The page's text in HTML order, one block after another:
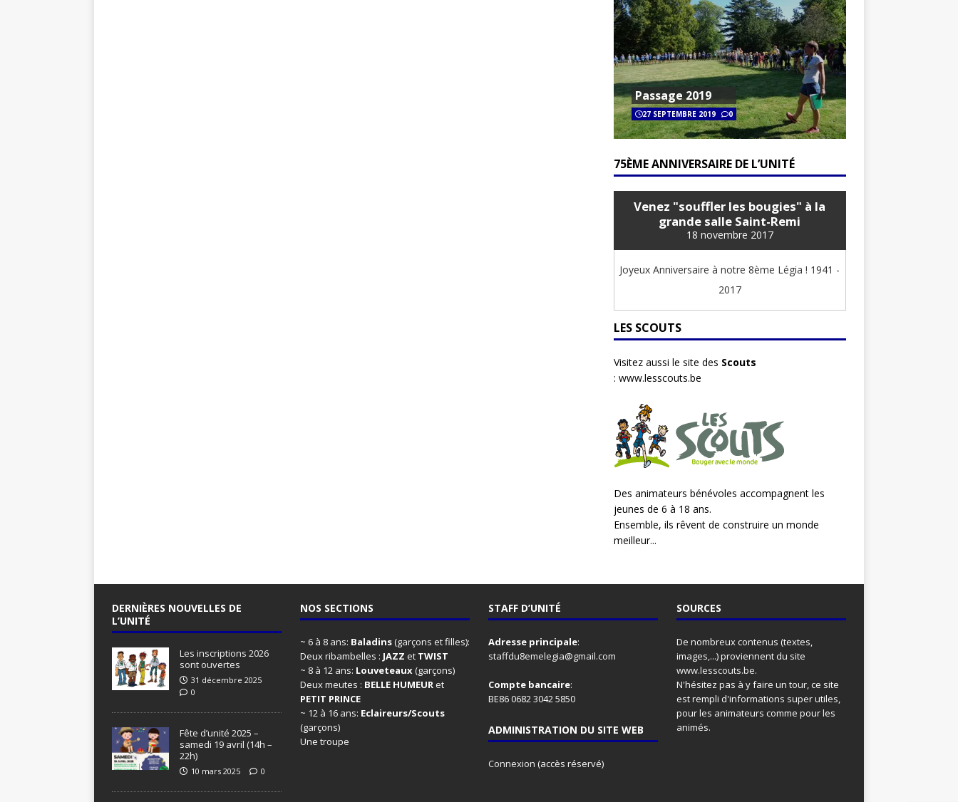
Passage 2019
27 SEPTEMBRE 2019 0
75ÈME ANNIVERSAIRE DE L’UNITÉ
Venez "souffler les bougies" à la
grande salle Saint-Remi
18 novembre 2017
Joyeux Anniversaire à notre 8ème Légia ! 1941 -
2017
LES SCOUTS
Visitez aussi le site des Scouts
: www.lesscouts.be
Des animateurs bénévoles accompagnent les
jeunes de 6 à 18 ans.
Ensemble, ils rêvent de construire un monde
meilleur...
DERNIÈRES NOUVELLES DE
L’UNITÉ
Les inscriptions 2026
sont ouvertes
31 décembre 2025
0
Fête d’unité 2025 –
samedi 19 avril (14h –
22h)
10 mars 2025 0
NOS SECTIONS
~ 6 à 8 ans: Baladins(garçons et filles):
Deux ribambelles : JAZZ et TWIST
~ 8 à 12 ans: Louveteaux(garçons)
Deux meutes : BELLE HUMEURet
PETIT PRINCE
~ 12 à 16 ans: Eclaireurs/Scouts
(garçons)
Une troupe
STAFF D’UNITÉ
Adresse principale:
staffdu8emelegia@gmail.com
Compte bancaire:
BE86 0682 3042 5850
ADMINISTRATION DU SITE WEB
Connexion (accès réservé)
SOURCES
De nombreux contenus (textes,
images,...) proviennent du site
www.lesscouts.be.
N'hésitez pas à y faire un tour, ce site
est rempli d'informations super utiles,
pour les animateurs comme pour les
animés.